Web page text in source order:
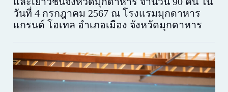
วันที่ 4 กรกฎาคม 2567 ณ โรงแรมมุกดาหาร
แกรนด์ โฮเทล อำเภอเมือง จังหวัดมุกดาหาร